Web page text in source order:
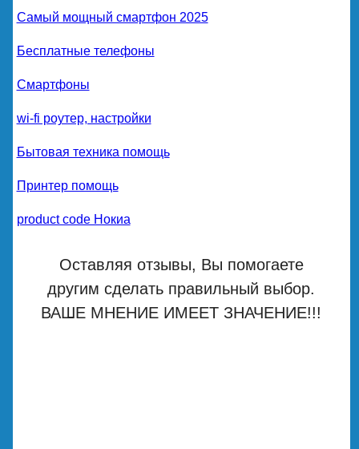
Самый мощный смартфон 2025
Бесплатные телефоны
Смартфоны
wi-fi роутер, настройки
Бытовая техника помощь
Принтер помощь
product code Нокиа
Оставляя отзывы, Вы помогаете
другим сделать правильный выбор.
ВАШЕ МНЕНИЕ ИМЕЕТ ЗНАЧЕНИЕ!!!